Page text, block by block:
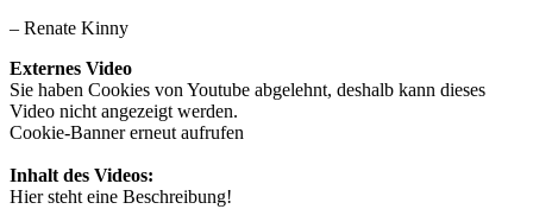
– Renate Kinny
Externes Video
Sie haben Cookies von Youtube abgelehnt, deshalb kann dieses
Video nicht angezeigt werden.
Cookie-Banner erneut aufrufen
Inhalt des Videos:
Hier steht eine Beschreibung!